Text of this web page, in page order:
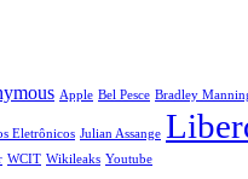
Apple Bel Pesce Bradley
Eletrônicos Julian Assange
WCIT Wikileaks Youtube